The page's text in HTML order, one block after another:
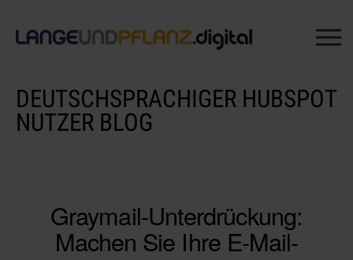
DEUTSCHSPRACHIGER HUBSPOT
NUTZER BLOG
Graymail-Unterdrückung:
Machen Sie Ihre E-Mail-